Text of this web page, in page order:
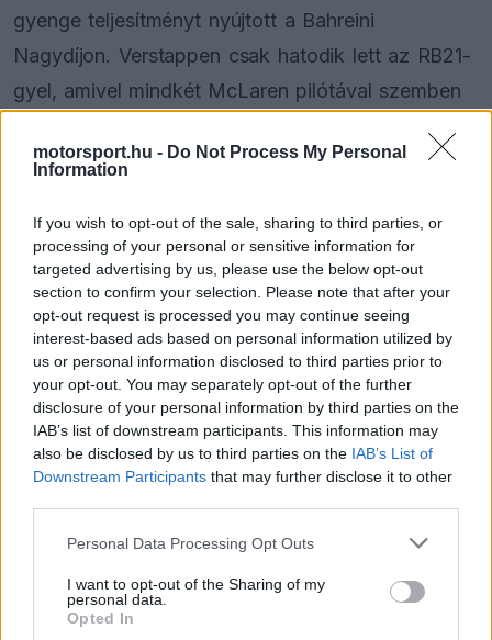
motorsport.hu - Do Not Process My Personal
Information
If you wish to opt-out of the sale, sharing to third parties, or
processing of your personal or sensitive information for
targeted advertising by us, please use the below opt-out
section to confirm your selection. Please note that after your
opt-out request is processed you may continue seeing
interest-based ads based on personal information utilized by
us or personal information disclosed to third parties prior to
your opt-out. You may separately opt-out of the further
disclosure of your personal information by third parties on the
IAB’s list of downstream participants. This information may
also be disclosed by us to third parties on the IAB’s List of
Downstream Participants that may further disclose it to other
Please note that this website/app uses one or more Google
not limited to your visit or usage behaviour. You may click to
grant or deny consent to Google and its third-party tags to
use your data for below specified purposes in below Google
Personal Data Processing Opt Outs
I want to opt-out of the Sharing of my
personal data.
Opted In
gyenge teljesítményt nyújtott a Bahreini
Nagydíjon. Verstappen csak hatodik lett az RB21-
gyel, amivel mindkét McLaren pilótával szemben
hogy hosszú távú jövője nem feltétlenül a Red
Bullnál lesz. Bár az Aston Martin érdeklődése
konkrét, és hatalmas fizetést ajánlhat neki, Gale
szerint létezhet olyan forgatókönyv, amelyben
Verstappen a McLarenhez igazol.
is
loading.
This
window.
The media could not be loaded, either because
the server or network failed or because the format